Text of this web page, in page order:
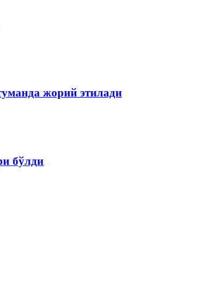
жорий этилади
бўлди